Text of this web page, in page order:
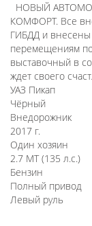
НОВЫЙ
КОМФОРТ. Все
ГИБДД и внесены
перемещениям
выставочный в
ждет своего
УАЗ Пикап
Чёрный
Внедорожник
2017 г.
Один хозяин
2.7 MT (135 л.с.)
Бензин
Полный привод
Левый руль